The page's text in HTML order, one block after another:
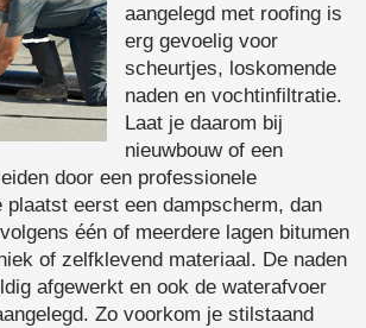
aangelegd met roofing is
erg gevoelig voor
scheurtjes, loskomende
naden en vochtinfiltratie.
Laat je daarom bij
nieuwbouw of een
door een professionele
plaatst eerst een dampscherm, dan
één of meerdere lagen bitumen
of zelfklevend materiaal. De naden
afgewerkt en ook de waterafvoer
Zo voorkom je stilstaand